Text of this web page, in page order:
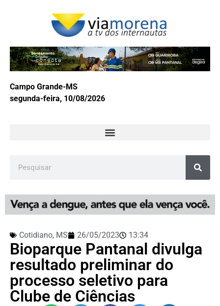
Campo Grande-MS
segunda-feira, 10/08/2026
Cotidiano, MS 26/05/2023 13:34
Bioparque Pantanal divulga
resultado preliminar do
processo seletivo para
Clube de Ciências